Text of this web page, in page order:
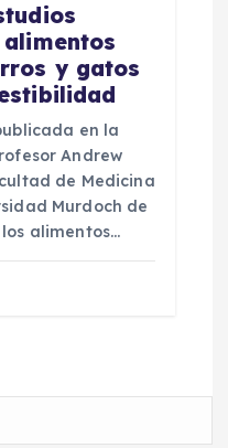
y gatos
en la
Andrew
de Medicina
Murdoch de
alimentos…